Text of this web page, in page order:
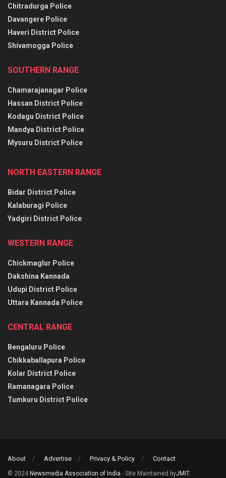
Chitradurga Police
Davangere Police
Haveri District Police
Shivamogga Police
SOUTHERN RANGE
Chamarajanagar Police
Hassan District Police
Kodagu District Police
Mandya District Police
Mysuru District Police
NORTH EASTERN RANGE
Bidar District Police
Kalaburagi Police
Yadgiri District Police
WESTERN RANGE
Chickmaglur Police
Dakshina Kannada
Udupi District Police
Uttara Kannada Police
CENTRAL RANGE
Bengaluru Police
Chikkaballapura Police
Kolar District Police
Ramanagara Police
Tumkuru District Police
About Advertise Privacy & Policy Contact
© 2024 Newsmedia Association of India - Site Maintained byJMIT.